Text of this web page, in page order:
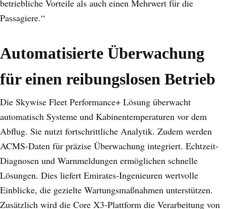
betriebliche Vorteile als auch einen Mehrwert für die
Passagiere.“
Automatisierte Überwachung
für einen reibungslosen Betrieb
Die Skywise Fleet Performance+ Lösung überwacht
automatisch Systeme und Kabinentemperaturen vor dem
Abflug. Sie nutzt fortschrittliche Analytik. Zudem werden
ACMS-Daten für präzise Überwachung integriert. Echtzeit-
Diagnosen und Warnmeldungen ermöglichen schnelle
Lösungen. Dies liefert Emirates-Ingenieuren wertvolle
Einblicke, die gezielte Wartungsmaßnahmen unterstützen.
Zusätzlich wird die Core X3-Plattform die Verarbeitung von